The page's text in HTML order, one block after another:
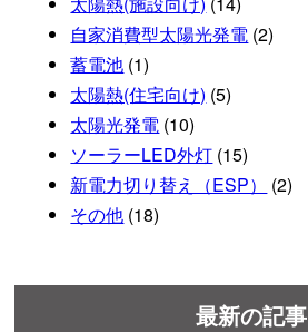
自家消費型太陽光発電 (2)
蓄電池 (1)
太陽熱(住宅向け) (5)
太陽光発電 (10)
ソーラーLED外灯 (15)
新電力切り替え（ESP）
(2)
その他 (18)
最新の記事